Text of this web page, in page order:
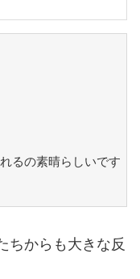
るの素晴らしいです
ちからも大きな反